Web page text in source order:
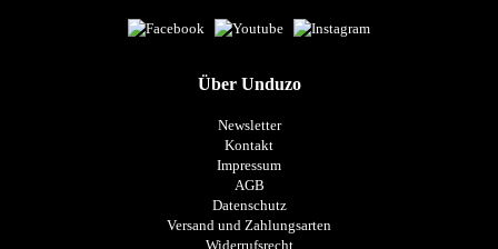
Über Unduzo
Newsletter
Kontakt
Impressum
AGB
Datenschutz
Versand und Zahlungsarten
Widerrufsrecht